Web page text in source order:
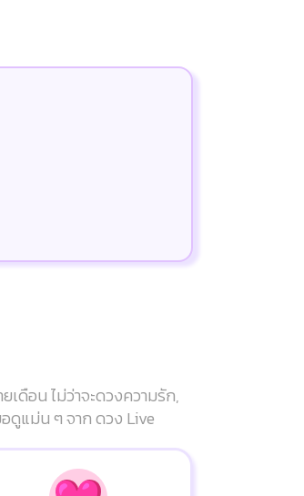
ดือน ไม่ว่าจะดวงความรัก,
ดูแม่น ๆ จาก ดวง Live